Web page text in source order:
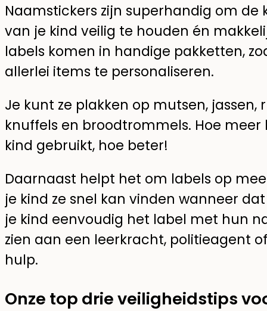
Naamstickers zijn superhandig om de
van je kind veilig te houden én
labels komen in handige pakketten,
allerlei items te personaliseren.
Je kunt ze plakken op mutsen, jassen,
knuffels en broodtrommels. Hoe
kind gebruikt, hoe beter!
Daarnaast helpt het om labels op
je kind ze snel kan vinden wanneer
je kind eenvoudig het label met hun
zien aan een leerkracht, politieagent
hulp.
Onze top drie veiligheidstips